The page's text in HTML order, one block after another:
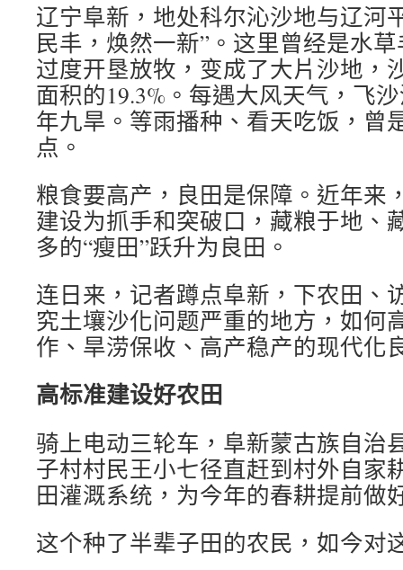
辽宁阜新，地处科尔沁沙地与辽河
民丰，焕然一新”。这里曾经是水
过度开垦放牧，变成了大片沙地，
面积的19.3%。每遇大风天气，飞
年九旱。等雨播种、看天吃饭，曾
点。
粮食要高产，良田是保障。近年来
建设为抓手和突破口，藏粮于地、
多的“瘦田”跃升为良田。
连日来，记者蹲点阜新，下农田、
究土壤沙化问题严重的地方，如何
作、旱涝保收、高产稳产的现代化
高标准建设好农田
骑上电动三轮车，阜新蒙古族自治
子村村民王小七径直赶到村外自家
田灌溉系统，为今年的春耕提前做
这个种了半辈子田的农民，如今对